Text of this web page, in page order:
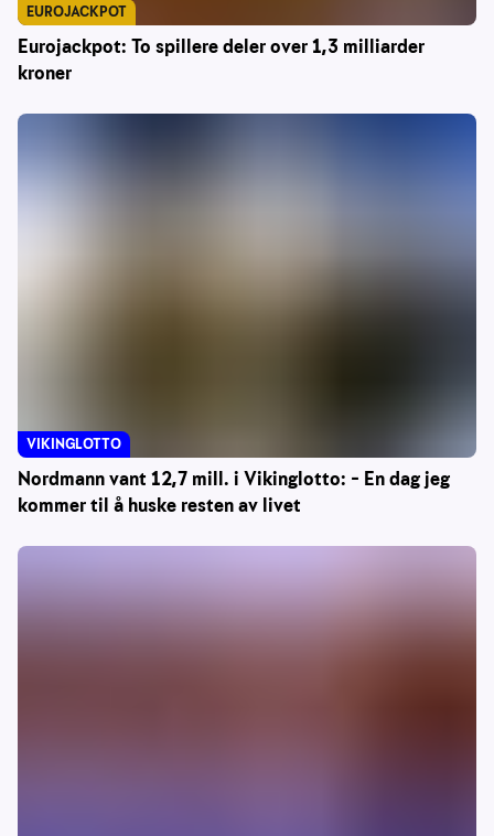
Eurojackpot: To spillere deler over 1,3 milliarder
kroner
EUROJACKPOT
Nordmann vant 12,7 mill. i Vikinglotto: – En dag jeg
kommer til å huske resten av livet
VIKINGLOTTO